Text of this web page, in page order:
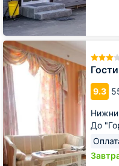
9.3
До
Гостиница
Сергиевская